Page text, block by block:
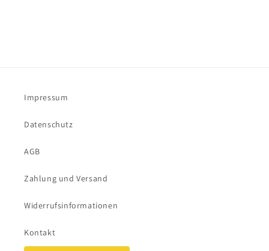
Impressum
Datenschutz
AGB
Zahlung und Versand
Widerrufsinformationen
Kontakt